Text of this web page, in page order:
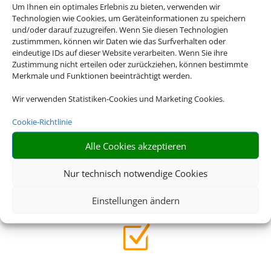
Um Ihnen ein optimales Erlebnis zu bieten, verwenden wir
Technologien wie Cookies, um Geräteinformationen zu speichern
und/oder darauf zuzugreifen. Wenn Sie diesen Technologien
zustimmmen, können wir Daten wie das Surfverhalten oder
eindeutige IDs auf dieser Website verarbeiten. Wenn Sie ihre
Zustimmung nicht erteilen oder zurückziehen, können bestimmte
Merkmale und Funktionen beeinträchtigt werden.
Wir verwenden Statistiken-Cookies und Marketing Cookies.
Cookie-Richtlinie
Alle Cookies akzeptieren
Nur technisch notwendige Cookies
Einstellungen ändern
Z
Riesige Auswahl
Wählen Sie aus einer großen Anzahl an Hotels weltweit
Z
Qualität
Veranstalterhotels stehen in der Regel für ein Hohes Maß
an Qualität
Z